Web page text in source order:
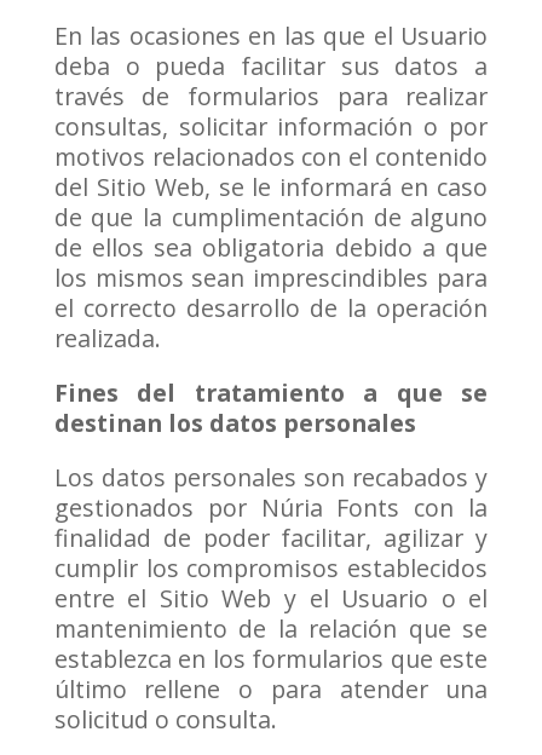
En las ocasiones en las que el Usuario
deba o pueda facilitar sus datos a
través de formularios para realizar
consultas, solicitar información o por
motivos relacionados con el contenido
del Sitio Web, se le informará en caso
de que la cumplimentación de alguno
de ellos sea obligatoria debido a que
los mismos sean imprescindibles para
el correcto desarrollo de la operación
realizada.
Fines del tratamiento a que se
destinan los datos personales
Los datos personales son recabados y
gestionados por Núria Fonts con la
finalidad de poder facilitar, agilizar y
cumplir los compromisos establecidos
entre el Sitio Web y el Usuario o el
mantenimiento de la relación que se
establezca en los formularios que este
último rellene o para atender una
solicitud o consulta.